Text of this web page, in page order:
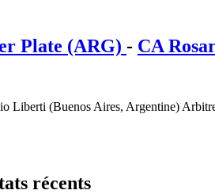
Plate (ARG) - CA
Liberti (Buenos Aires, Argentine)
récents